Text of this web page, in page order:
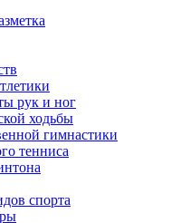
рук и ног
ходьбы
гимнастики
тенниса
спорта